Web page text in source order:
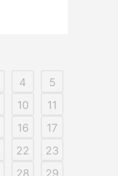
4
5
10
11
16
17
22
23
28 29